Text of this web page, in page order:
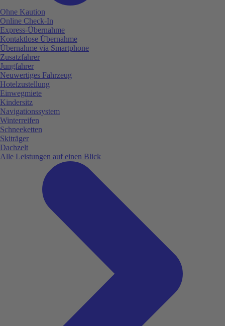
Ohne Kaution
Online Check-In
Express-Übernahme
Kontaktlose Übernahme
Übernahme via Smartphone
Zusatzfahrer
Jungfahrer
Neuwertiges Fahrzeug
Hotelzustellung
Einwegmiete
Kindersitz
Navigationssystem
Winterreifen
Schneeketten
Skiträger
Dachzelt
Alle Leistungen auf einen Blick